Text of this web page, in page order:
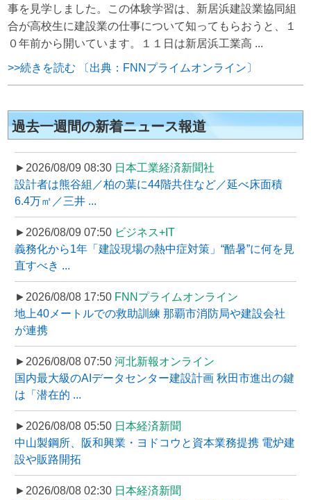
事を見学しました。この体験学習は、新居浜建設業協同組
合が高校生に建設業の仕事について知ってもらおうと、１
０年前から開いています。１１日は新居浜工業高 ...
>>続きを読む 〔出典：FNNプライムオンライン〕
過去一週間の新着ニュース報道
►2026/08/09 08:30 日本工業経済新聞社
設計者は熊谷組／柏の葉に44階共住など／延べ床面積
6.4万㎡／三井 ...
►2026/08/09 07:50 ビジネス+IT
義務化から1年「建設現場の熱中症対策」“酷暑”に何を見
直すべき ...
►2026/08/08 17:50 FNNプライムオンライン
地上40メートルでの救助訓練 那覇市消防局や建設会社
が連携
►2026/08/08 07:50 河北新報オンライン
国内最大級のAIデータセンター建設計画 秋田市進出の鍵
は「潜在的 ...
►2026/08/08 05:50 日本経済新聞
中山製鋼所、阪和興業・ヨドコウと資本業務提携 電炉建
設や販路開拓
►2026/08/08 02:30 日本経済新聞